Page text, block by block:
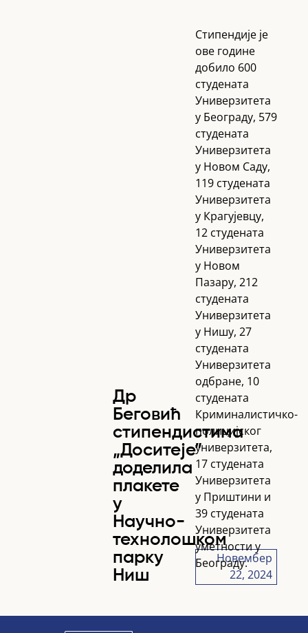
Др
Беговић
стипендистима
„Доситеје”
доделила
плакете
у
Научно-
технолошком
парку
Ниш
Новембер
22, 2024
Стипендије је
ове године
добило 600
студената
Универзитета
у Београду, 579
студената
Универзитета
у Новом Саду,
119 студената
Универзитета
у Крагујевцу,
12 студената
Универзитета
у Новом
Пазару, 212
студената
Универзитета
у Нишу, 27
студената
Универзитета
одбране, 10
студената
Криминалистичко-
полицијског
универзитета,
17 студената
Универзитета
у Приштини и
39 студената
Универзитета
уметности у
Београду.